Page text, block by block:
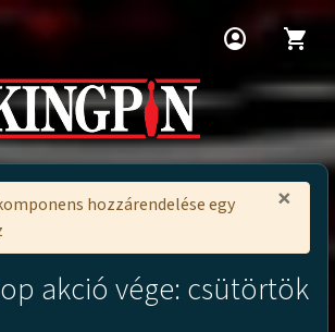
account_circle shopping_cart
×
hozzárendelése egy
akció vége: csütörtök